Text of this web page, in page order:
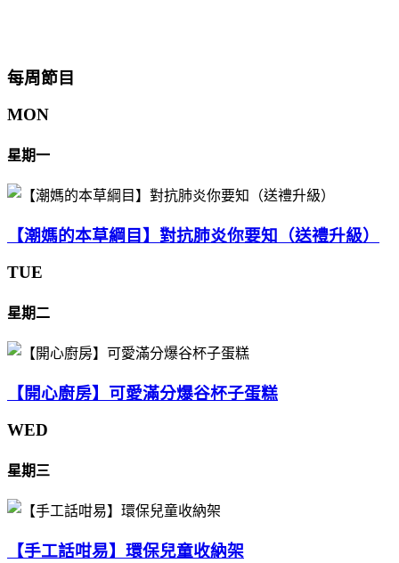
每周節目
MON
星期一
【潮媽的本草綱目】對抗肺炎你要知（送禮升級）
TUE
星期二
【開心廚房】可愛滿分爆谷杯子蛋糕
WED
星期三
【手工話咁易】環保兒童收納架